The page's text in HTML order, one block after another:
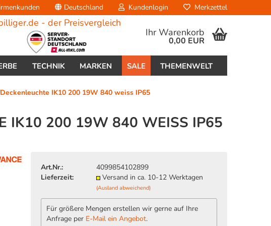
Deutschland Kundenlogin
Konto erstellen
Passwort vergessen?
Merkzettel
Ihr Warenkorb
0,00 EUR
TECHNIK MARKEN SALE THEMENWELT
IK10 200 19W 840 weiss IP65
IK10 200 19W 840 WEISS IP65
Art.Nr.:
4099854102899
Lieferzeit:
Versand in ca. 10-12 Werktagen
(Ausland abweichend)
Für größere Mengen erstellen wir gerne auf Ihre
Anfrage per E-Mail ein Angebot.